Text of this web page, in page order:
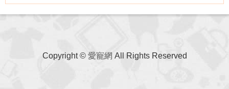
Copyright © 愛寵網 All Rights Reserved